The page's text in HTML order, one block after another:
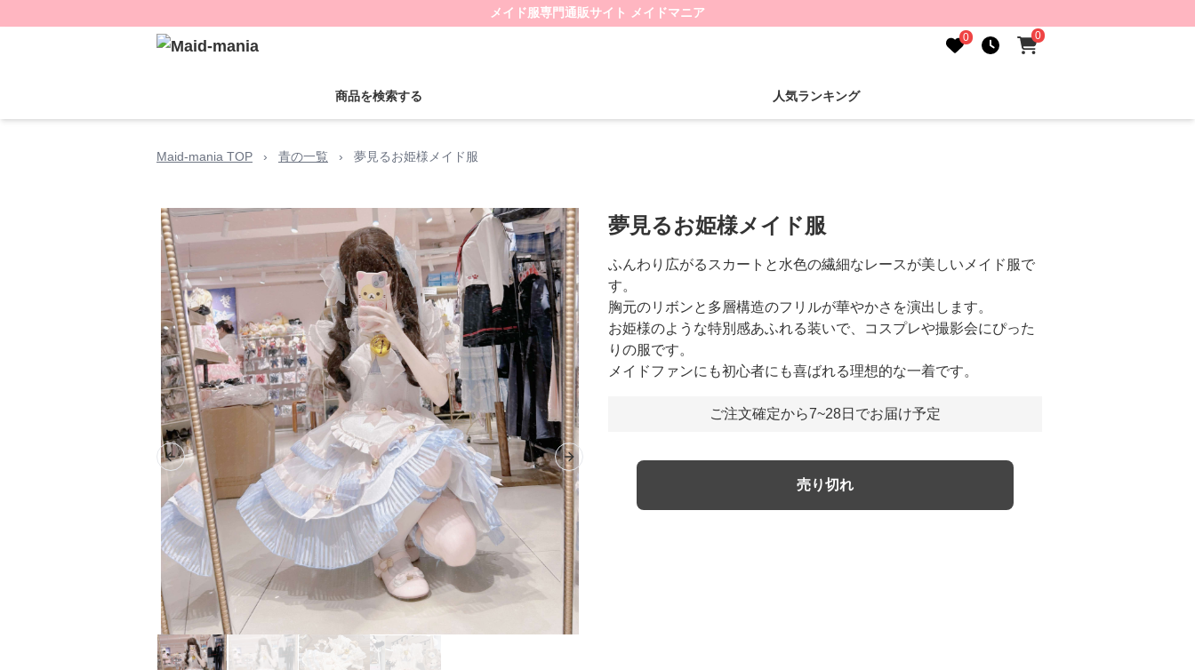
メイド服専門通販サイト メイドマニア
0 0
商品を検索する 人気ランキング
Maid-mania TOP › 青の一覧 › 夢見るお姫様メイド服
Previous slide Next slide
夢見るお姫様メイド服
ふんわり広がるスカートと水色の繊細なレースが美しいメイド服で
す。
胸元のリボンと多層構造のフリルが華やかさを演出します。
お姫様のような特別感あふれる装いで、コスプレや撮影会にぴった
りの服です。
メイドファンにも初心者にも喜ばれる理想的な一着です。
ご注文確定から7~28日でお届け予定
売り切れ